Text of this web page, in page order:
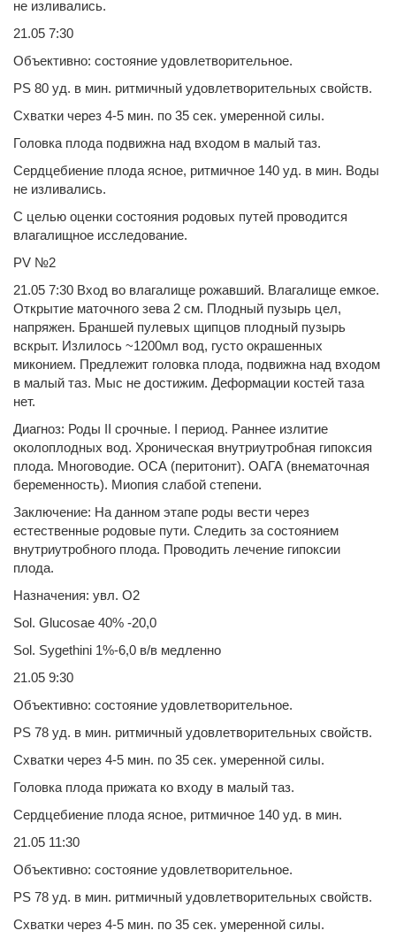
не изливались.
21.05 7:30
Объективно: состояние удовлетворительное.
PS 80 уд. в мин. ритмичный удовлетворительных свойств.
Схватки через 4-5 мин. по 35 сек. умеренной силы.
Головка плода подвижна над входом в малый таз.
Сердцебиение плода ясное, ритмичное 140 уд. в мин. Воды
не изливались.
С целью оценки состояния родовых путей проводится
влагалищное исследование.
PV №2
21.05 7:30 Вход во влагалище рожавший. Влагалище емкое.
Открытие маточного зева 2 см. Плодный пузырь цел,
напряжен. Браншей пулевых щипцов плодный пузырь
вскрыт. Излилось ~1200мл вод, густо окрашенных
миконием. Предлежит головка плода, подвижна над входом
в малый таз. Мыс не достижим. Деформации костей таза
нет.
Диагноз: Роды II срочные. I период. Раннее излитие
околоплодных вод. Хроническая внутриутробная гипоксия
плода. Многоводие. ОСА (перитонит). ОАГА (внематочная
беременность). Миопия слабой степени.
Заключение: На данном этапе роды вести через
естественные родовые пути. Следить за состоянием
внутриутробного плода. Проводить лечение гипоксии
плода.
Назначения: увл. O2
Sol. Glucosae 40% -20,0
Sol. Sygethini 1%-6,0 в/в медленно
21.05 9:30
Объективно: состояние удовлетворительное.
PS 78 уд. в мин. ритмичный удовлетворительных свойств.
Схватки через 4-5 мин. по 35 сек. умеренной силы.
Головка плода прижата ко входу в малый таз.
Сердцебиение плода ясное, ритмичное 140 уд. в мин.
21.05 11:30
Объективно: состояние удовлетворительное.
PS 78 уд. в мин. ритмичный удовлетворительных свойств.
Схватки через 4-5 мин. по 35 сек. умеренной силы.